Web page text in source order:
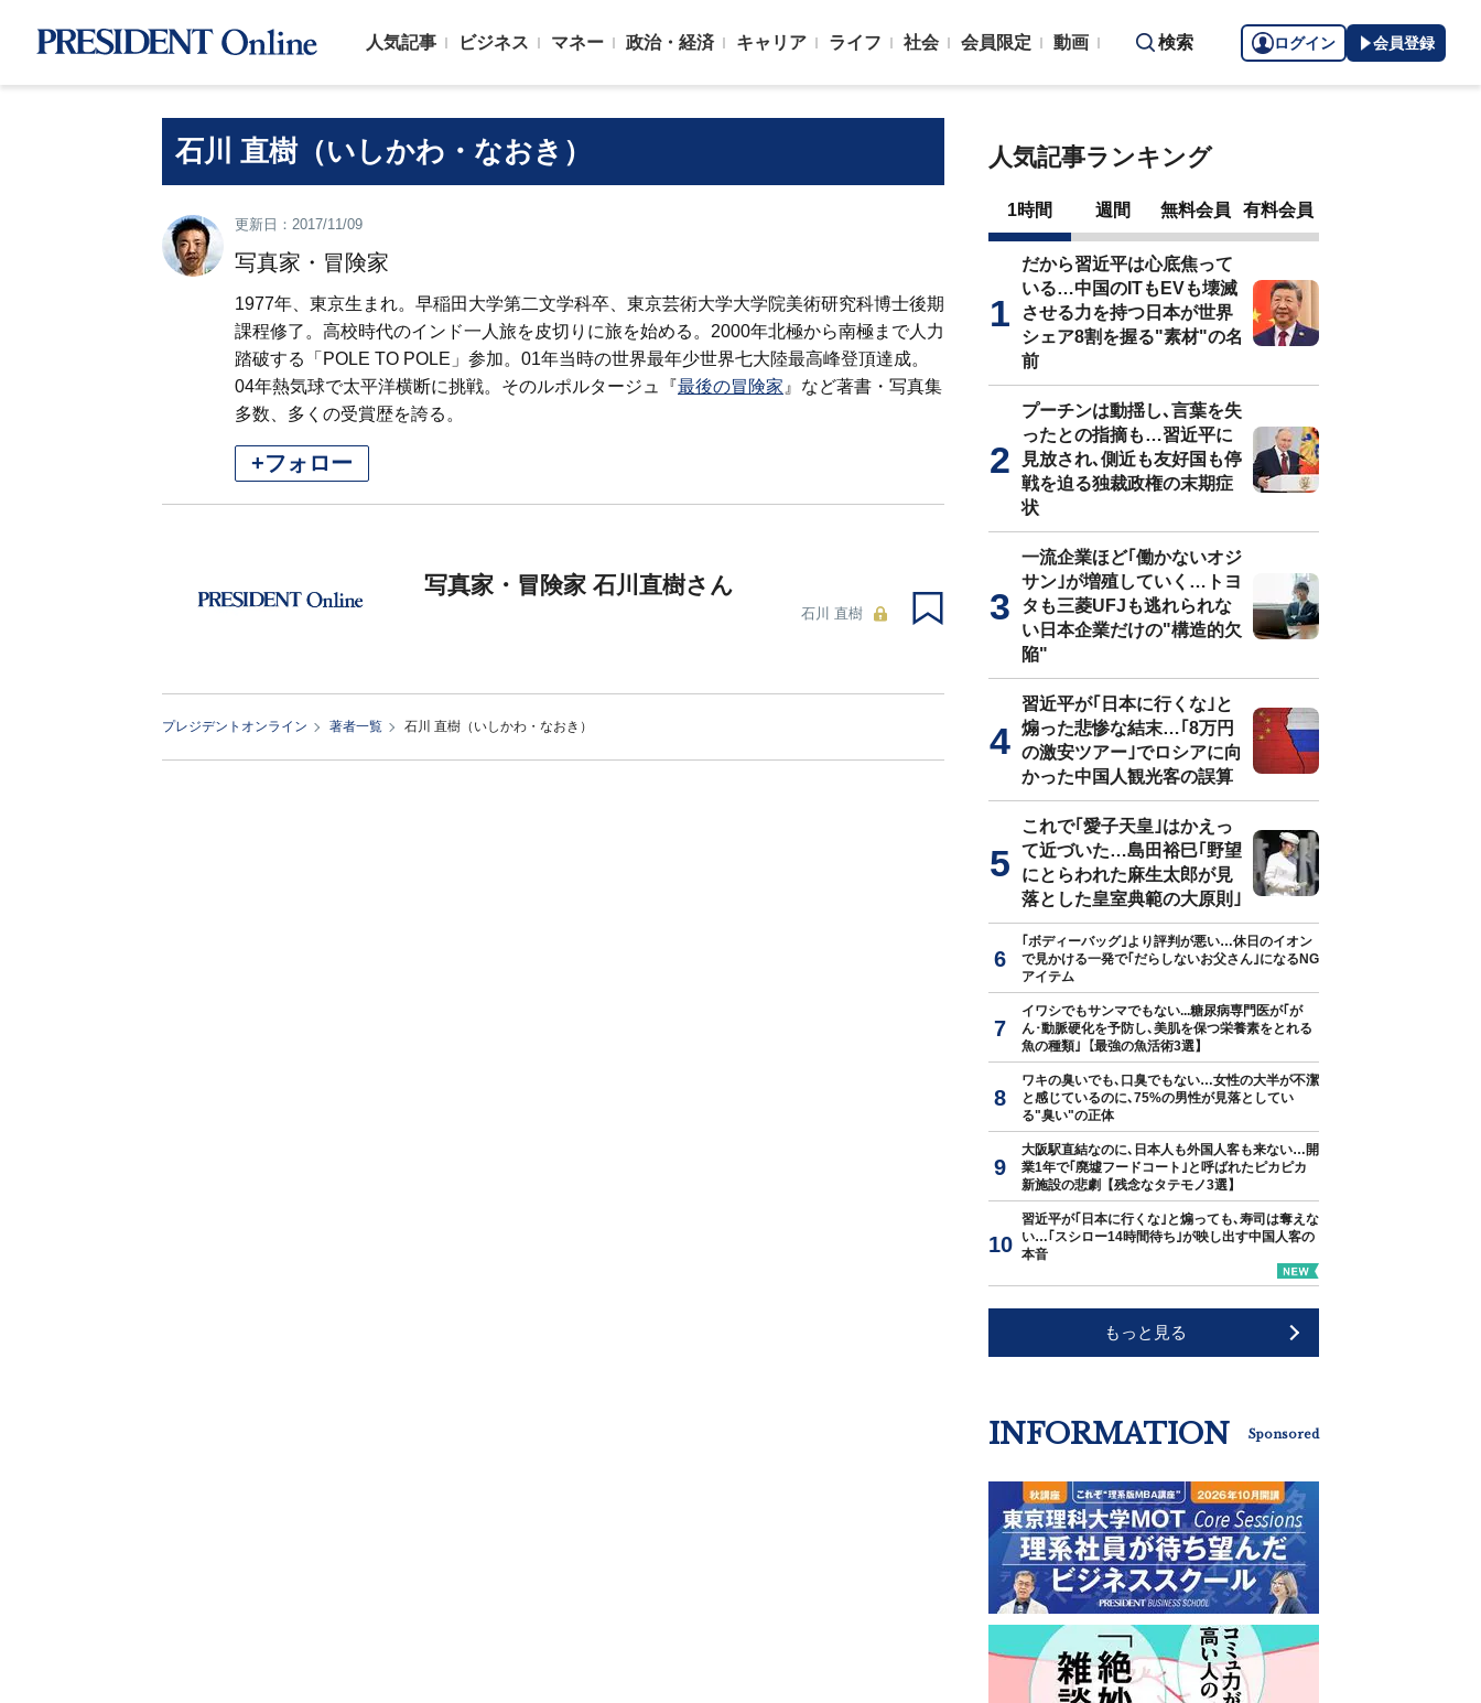
人気記事 ビジネス マネー 政治・経済 キャリア ライフ 社会 会員限定 動画 検索 ログイン 会員登録
石川 直樹（いしかわ・なおき）
更新日：2017/11/09
写真家・冒険家
1977年、東京生まれ。早稲田大学第二文学科卒、東京芸術大学大学院美術研究科博士後期
課程修了。高校時代のインド一人旅を皮切りに旅を始める。2000年北極から南極まで人力
踏破する「POLE TO POLE」参加。01年当時の世界最年少世界七大陸最高峰登頂達成。
04年熱気球で太平洋横断に挑戦。そのルポルタージュ『最後の冒険家 』など著書・写真集
多数、多くの受賞歴を誇る。
+フォロー
写真家・冒険家 石川直樹さん
石川 直樹
プレジデントオンライン 著者一覧 石川 直樹（いしかわ・なおき）
人気記事ランキング
1時間 週間 無料会員 有料会員
だから習近平は心底焦って
いる…中国のITもEVも壊滅
させる力を持つ日本が世界
シェア8割を握る"素材"の名
前
プーチンは動揺し､言葉を失
ったとの指摘も…習近平に
見放され､側近も友好国も停
戦を迫る独裁政権の末期症
状
一流企業ほど｢働かないオジ
サン｣が増殖していく…トヨ
タも三菱UFJも逃れられな
い日本企業だけの"構造的欠
陥"
習近平が｢日本に行くな｣と
煽った悲惨な結末…｢8万円
の激安ツアー｣でロシアに向
かった中国人観光客の誤算
これで｢愛子天皇｣はかえっ
て近づいた…島田裕巳｢野望
にとらわれた麻生太郎が見
落とした皇室典範の大原則｣
｢ボディーバッグ｣より評判が悪い…休日のイオン
で見かける一発で｢だらしないお父さん｣になるNG
アイテム
イワシでもサンマでもない...糖尿病専門医が｢が
ん･動脈硬化を予防し､美肌を保つ栄養素をとれる
魚の種類｣【最強の魚活術3選】
ワキの臭いでも､口臭でもない…女性の大半が不潔
と感じているのに､75%の男性が見落としてい
る"臭い"の正体
大阪駅直結なのに､日本人も外国人客も来ない…開
業1年で｢廃墟フードコート｣と呼ばれたピカピカ
新施設の悲劇【残念なタテモノ3選】
習近平が｢日本に行くな｣と煽っても､寿司は奪えな
い…｢スシロー14時間待ち｣が映し出す中国人客の
本音
もっと見る
INFORMATION Sponsored